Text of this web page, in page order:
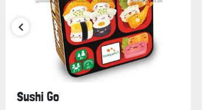
Sushi Go